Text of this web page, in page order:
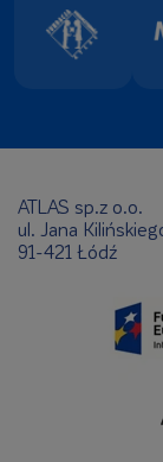
ATLAS sp.z o.o.
ul. Jana
91-421 Łódź